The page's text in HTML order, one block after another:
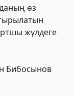
өз
жүлдеге
Бибосынов